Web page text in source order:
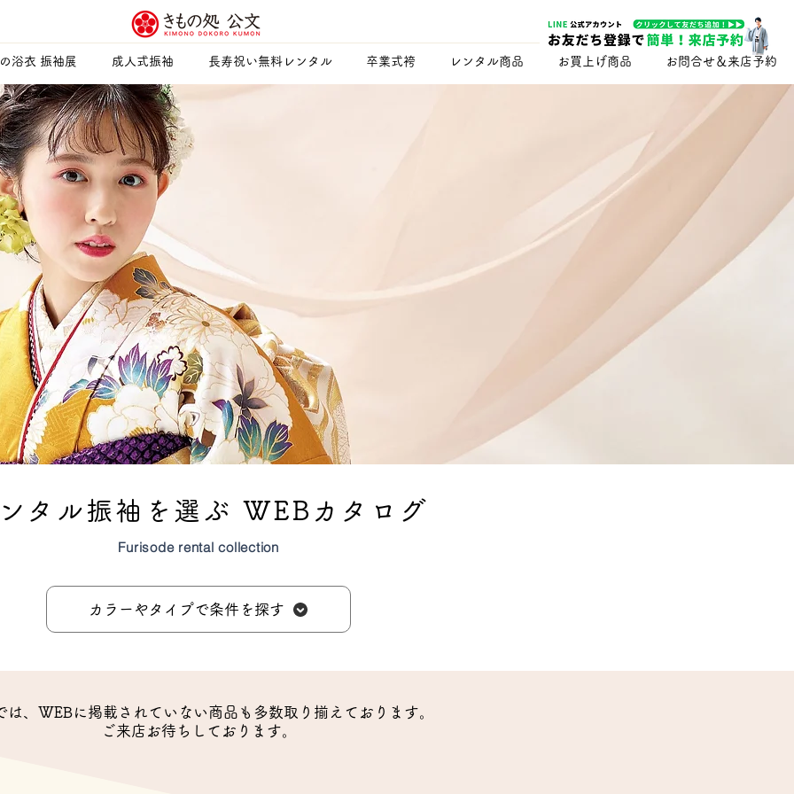
浴衣 振袖展 成人式振袖 長寿祝い無料レンタル 卒業式袴 レンタル商品 お買上げ商品 お問合せ＆来店予約
タル振袖を選ぶ WEBカタログ
Furisode rental collection
カラーやタイプで条件を探す
は、WEBに掲載されていない商品も多数取り揃えております。
ご来店お待ちしております。